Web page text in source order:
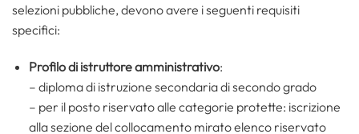
selezioni pubbliche, devono avere i seguenti requisiti
specifici:
Profilo di istruttore amministrativo:
– diploma di istruzione secondaria di secondo grado
– per il posto riservato alle categorie protette: iscrizione
alla sezione del collocamento mirato elenco riservato